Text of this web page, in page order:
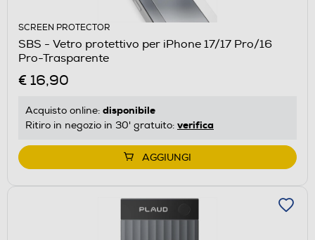
SCREEN PROTECTOR
SBS - Vetro protettivo per iPhone 17/17 Pro/16
Pro-Trasparente
€ 16,90
Acquisto online: disponibile
Ritiro in negozio in 30' gratuito: verifica
AGGIUNGI